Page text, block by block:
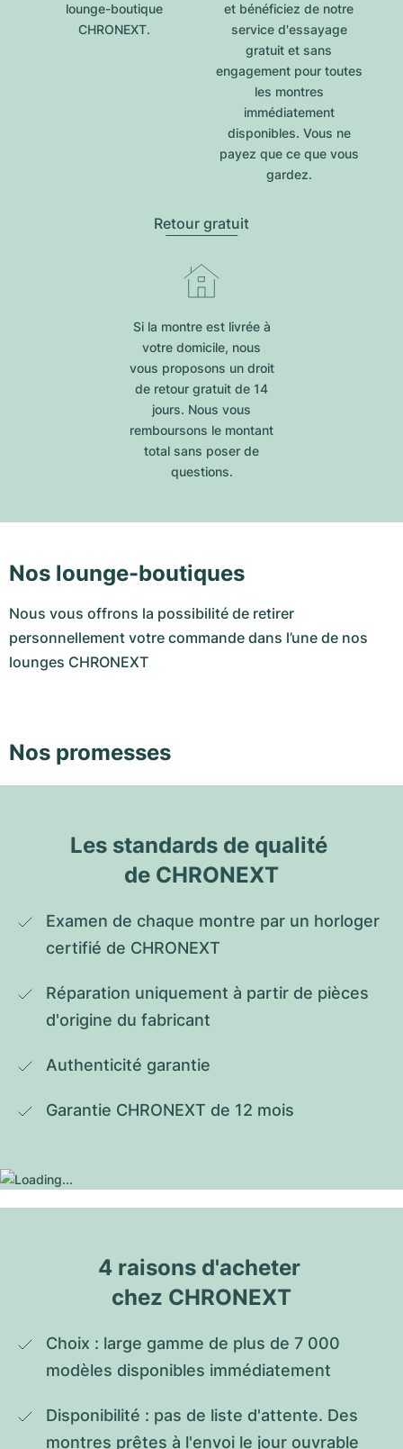
lounge-boutique
CHRONEXT.
et bénéficiez de notre
service d'essayage
gratuit et sans
engagement pour toutes
les montres
immédiatement
disponibles. Vous ne
payez que ce que vous
gardez.
Retour gratuit
Si la montre est livrée à
votre domicile, nous
vous proposons un droit
de retour gratuit de 14
jours. Nous vous
remboursons le montant
total sans poser de
questions.
Nos lounge-boutiques
Nous vous offrons la possibilité de retirer
personnellement votre commande dans l’une de nos
lounges CHRONEXT
Nos promesses
Les standards de qualité
de CHRONEXT
Examen de chaque montre par un horloger
certifié de CHRONEXT
Réparation uniquement à partir de pièces
d'origine du fabricant
Authenticité garantie
Garantie CHRONEXT de 12 mois
4 raisons d'acheter
chez CHRONEXT
Choix : large gamme de plus de 7 000
modèles disponibles immédiatement
Disponibilité : pas de liste d'attente. Des
montres prêtes à l'envoi le jour ouvrable